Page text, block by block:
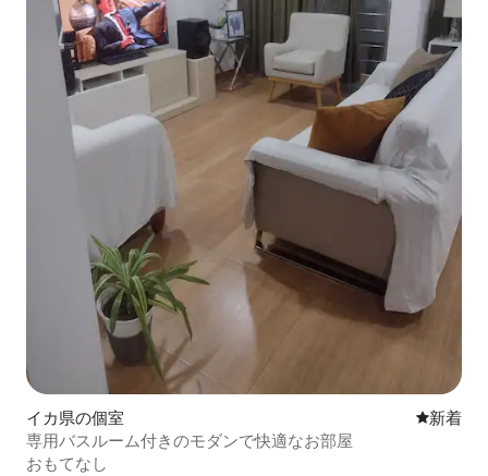
イカ県の個室 新しい宿
新着
専用バスルーム付きのモダンで快適なお部屋
おもてなし